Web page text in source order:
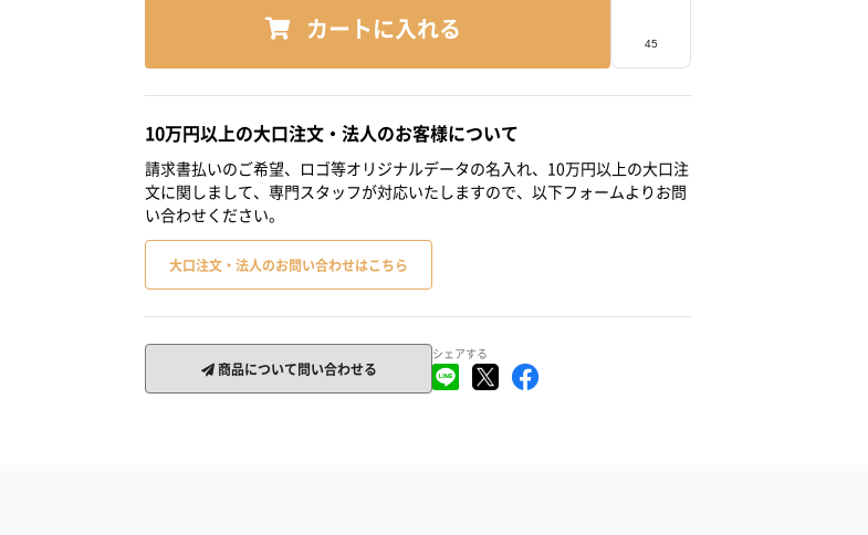
カートに入れる
10万円以上の大口注文・法人のお客様について
請求書払いのご希望、ロゴ等オリジナルデータの名入れ、10万円以上の大口注
文に関しまして、専門スタッフが対応いたしますので、以下フォームよりお問
い合わせください。
大口注文・法人のお問い合わせはこちら
商品について問い合わせる
シェアする